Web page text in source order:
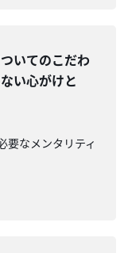
いてのこだわ
い心がけと
要なメンタリティ